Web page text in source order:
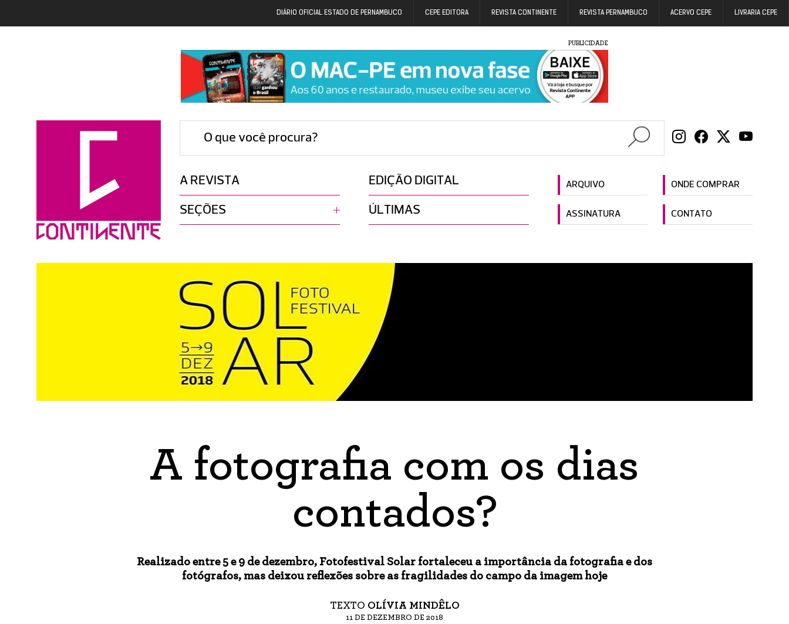
DIÁRIO OFICIAL ESTADO DE PERNAMBUCO CEPE EDITORA REVISTA CONTINENTE REVISTA PERNAMBUCO ACERVO CEPE LIVRARIA CEPE
PUBLICIDADE
O que você procura?
A REVISTA EDIÇÃO DIGITAL ARQUIVO ONDE COMPRAR
SEÇÕES ÚLTIMAS ASSINATURA CONTATO
A fotografia com os dias
contados?
Realizado entre 5 e 9 de dezembro, Fotofestival Solar fortaleceu a importância da fotografia e dos
fotógrafos, mas deixou reflexões sobre as fragilidades do campo da imagem hoje
TEXTO OLÍVIA MINDÊLO
11 DE DEZEMBRO DE 2018